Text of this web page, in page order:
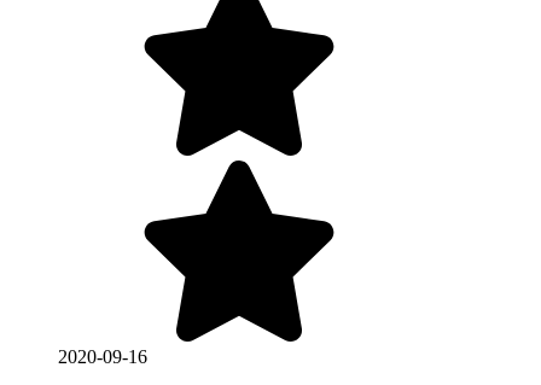
2020-09-16